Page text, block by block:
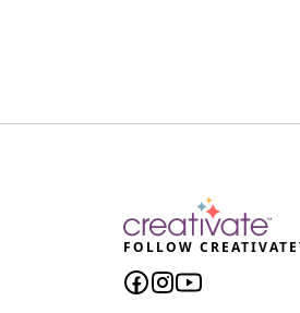
FOLLOW